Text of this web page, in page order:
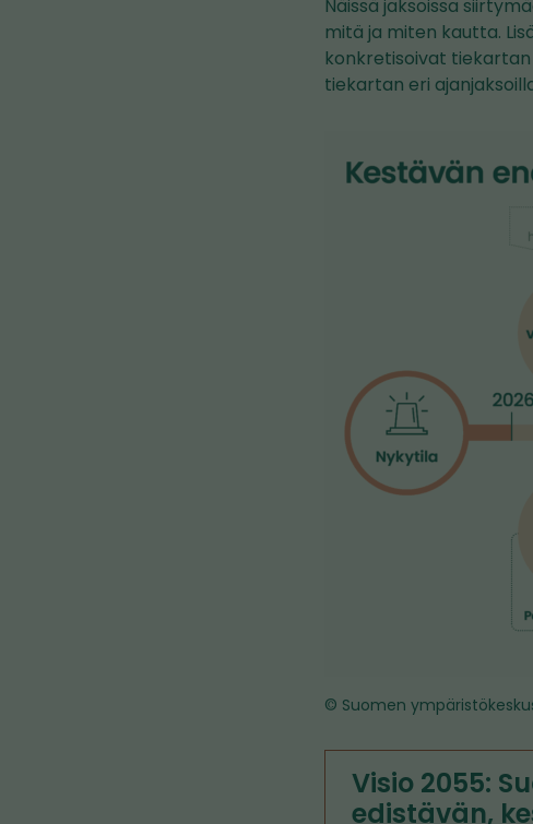
Näissä jaksoissa
mitä ja miten kautta.
konkretisoivat tiekartan
tiekartan eri
© Suomen
Visio 2055:
edistävän,